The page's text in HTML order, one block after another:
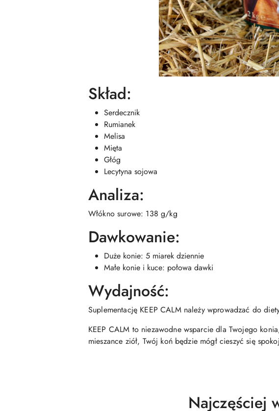
Skład:
Serdecznik
Rumianek
Melisa
Mięta
Głóg
Lecytyna sojowa
Analiza:
Włókno surowe: 138 g/kg
Dawkowanie:
Duże konie: 5 miarek dziennie
Małe konie i kuce: połowa dawki
Wydajność:
Suplementację KEEP CALM należy wprowadzać do
KEEP CALM to niezawodne wsparcie dla Twojego
mieszance ziół, Twój koń będzie mógł cieszyć się
Produkty
Najczęściej